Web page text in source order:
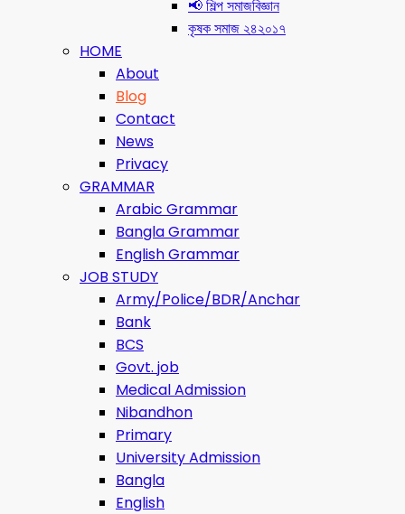
📢 শিল্প সমাজবিজ্ঞান
কৃষক সমাজ ২৪২০১৭
HOME
About
Blog
Contact
News
Privacy
GRAMMAR
Arabic Grammar
Bangla Grammar
English Grammar
JOB STUDY
Army/Police/BDR/Anchar
Bank
BCS
Govt. job
Medical Admission
Nibandhon
Primary
University Admission
Bangla
English